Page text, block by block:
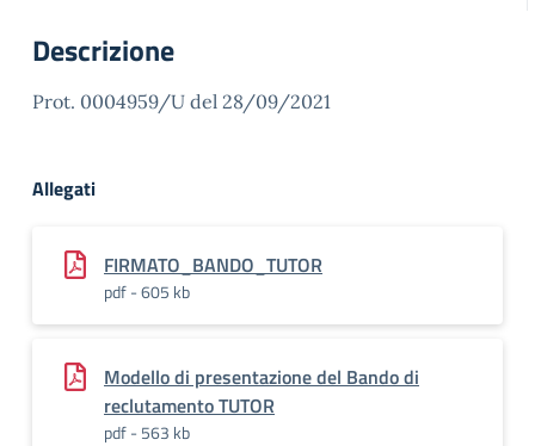
Descrizione
Prot. 0004959/U del 28/09/2021
Allegati
FIRMATO_BANDO_TUTOR
pdf - 605 kb
Modello di presentazione del Bando di
reclutamento TUTOR
pdf - 563 kb